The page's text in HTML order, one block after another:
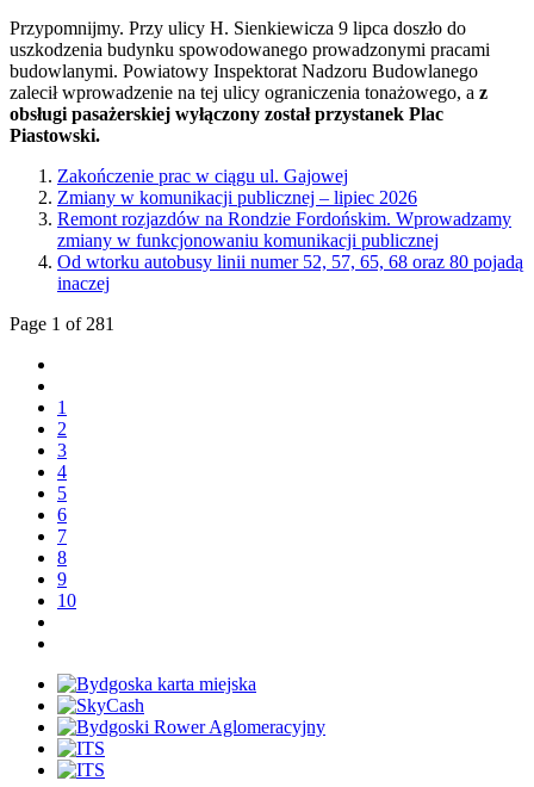
Przypomnijmy. Przy ulicy H. Sienkiewicza 9 lipca doszło do
uszkodzenia budynku spowodowanego prowadzonymi pracami
budowlanymi. Powiatowy Inspektorat Nadzoru Budowlanego
zalecił wprowadzenie na tej ulicy ograniczenia tonażowego, a z
obsługi pasażerskiej wyłączony został przystanek Plac
Piastowski.
Zakończenie prac w ciągu ul. Gajowej
Zmiany w komunikacji publicznej – lipiec 2026
Remont rozjazdów na Rondzie Fordońskim. Wprowadzamy
zmiany w funkcjonowaniu komunikacji publicznej
Od wtorku autobusy linii numer 52, 57, 65, 68 oraz 80 pojadą
inaczej
Page 1 of 281
1
2
3
4
5
6
7
8
9
10